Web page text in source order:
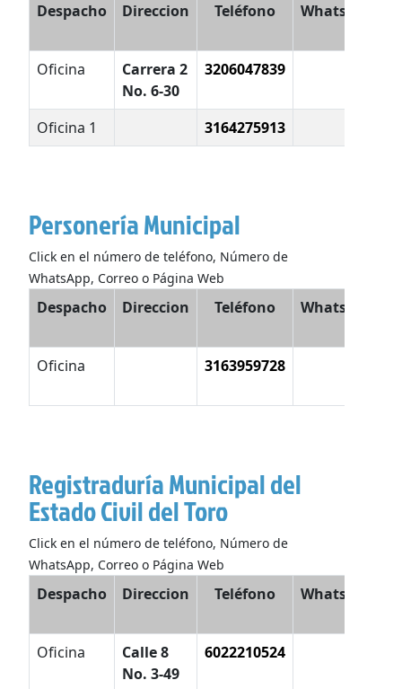
Despacho Direccion Teléfono
WhatsApp
Oficina
Carrera 2
No. 6-30
3206047839
Oficina 1 3164275913
Personería Municipal
Click en el número de teléfono, Número de
WhatsApp, Correo o Página Web
Despacho Direccion Teléfono WhatsApp
Oficina 3163959728
Registraduría Municipal del
Estado Civil del Toro
Click en el número de teléfono, Número de
WhatsApp, Correo o Página Web
Despacho Direccion Teléfono
WhatsApp
Oficina
Calle 8
No. 3-49
6022210524